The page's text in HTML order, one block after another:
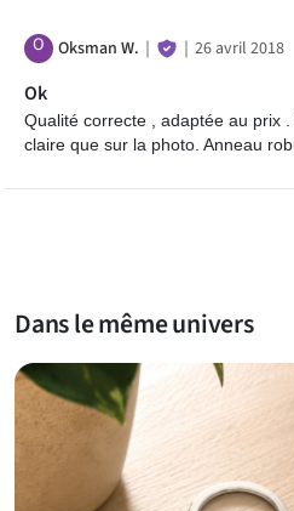
O Oksman W. ｜ ｜ 26 avril 2018
Ok
Qualité correcte , adaptée au prix
claire que sur la photo. Anneau
Dans le même univers